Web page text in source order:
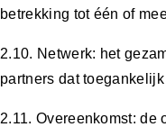
betrekking tot één of
2.10. Netwerk: het
partners dat
2.11. Overeenkomst: de